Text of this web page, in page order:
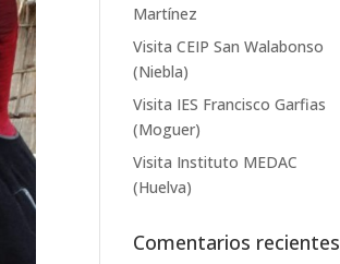
Martínez
Visita CEIP San Walabonso
(Niebla)
Visita IES Francisco Garfias
(Moguer)
Visita Instituto MEDAC
(Huelva)
Comentarios recientes